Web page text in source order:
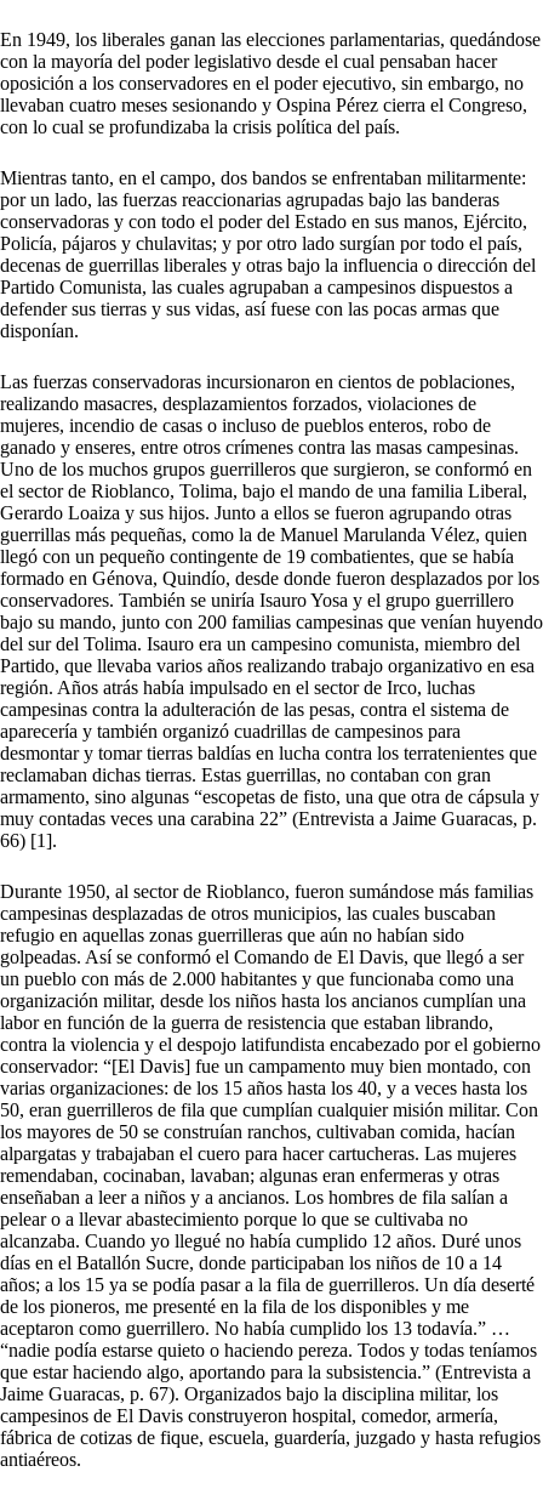
En 1949, los liberales ganan las elecciones parlamentarias, quedándose
con la mayoría del poder legislativo desde el cual pensaban hacer
oposición a los conservadores en el poder ejecutivo, sin embargo, no
llevaban cuatro meses sesionando y Ospina Pérez cierra el Congreso,
con lo cual se profundizaba la crisis política del país.
Mientras tanto, en el campo, dos bandos se enfrentaban militarmente:
por un lado, las fuerzas reaccionarias agrupadas bajo las banderas
conservadoras y con todo el poder del Estado en sus manos, Ejército,
Policía, pájaros y chulavitas; y por otro lado surgían por todo el país,
decenas de guerrillas liberales y otras bajo la influencia o dirección del
Partido Comunista, las cuales agrupaban a campesinos dispuestos a
defender sus tierras y sus vidas, así fuese con las pocas armas que
disponían.
Las fuerzas conservadoras incursionaron en cientos de poblaciones,
realizando masacres, desplazamientos forzados, violaciones de
mujeres, incendio de casas o incluso de pueblos enteros, robo de
ganado y enseres, entre otros crímenes contra las masas campesinas.
Uno de los muchos grupos guerrilleros que surgieron, se conformó en
el sector de Rioblanco, Tolima, bajo el mando de una familia Liberal,
Gerardo Loaiza y sus hijos. Junto a ellos se fueron agrupando otras
guerrillas más pequeñas, como la de Manuel Marulanda Vélez, quien
llegó con un pequeño contingente de 19 combatientes, que se había
formado en Génova, Quindío, desde donde fueron desplazados por los
conservadores. También se uniría Isauro Yosa y el grupo guerrillero
bajo su mando, junto con 200 familias campesinas que venían huyendo
del sur del Tolima. Isauro era un campesino comunista, miembro del
Partido, que llevaba varios años realizando trabajo organizativo en esa
región. Años atrás había impulsado en el sector de Irco, luchas
campesinas contra la adulteración de las pesas, contra el sistema de
aparecería y también organizó cuadrillas de campesinos para
desmontar y tomar tierras baldías en lucha contra los terratenientes que
reclamaban dichas tierras. Estas guerrillas, no contaban con gran
armamento, sino algunas “escopetas de fisto, una que otra de cápsula y
muy contadas veces una carabina 22” (Entrevista a Jaime Guaracas, p.
66) [1].
Durante 1950, al sector de Rioblanco, fueron sumándose más familias
campesinas desplazadas de otros municipios, las cuales buscaban
refugio en aquellas zonas guerrilleras que aún no habían sido
golpeadas. Así se conformó el Comando de El Davis, que llegó a ser
un pueblo con más de 2.000 habitantes y que funcionaba como una
organización militar, desde los niños hasta los ancianos cumplían una
labor en función de la guerra de resistencia que estaban librando,
contra la violencia y el despojo latifundista encabezado por el gobierno
conservador: “[El Davis] fue un campamento muy bien montado, con
varias organizaciones: de los 15 años hasta los 40, y a veces hasta los
50, eran guerrilleros de fila que cumplían cualquier misión militar. Con
los mayores de 50 se construían ranchos, cultivaban comida, hacían
alpargatas y trabajaban el cuero para hacer cartucheras. Las mujeres
remendaban, cocinaban, lavaban; algunas eran enfermeras y otras
enseñaban a leer a niños y a ancianos. Los hombres de fila salían a
pelear o a llevar abastecimiento porque lo que se cultivaba no
alcanzaba. Cuando yo llegué no había cumplido 12 años. Duré unos
días en el Batallón Sucre, donde participaban los niños de 10 a 14
años; a los 15 ya se podía pasar a la fila de guerrilleros. Un día deserté
de los pioneros, me presenté en la fila de los disponibles y me
aceptaron como guerrillero. No había cumplido los 13 todavía.” …
“nadie podía estarse quieto o haciendo pereza. Todos y todas teníamos
que estar haciendo algo, aportando para la subsistencia.” (Entrevista a
Jaime Guaracas, p. 67). Organizados bajo la disciplina militar, los
campesinos de El Davis construyeron hospital, comedor, armería,
fábrica de cotizas de fique, escuela, guardería, juzgado y hasta refugios
antiaéreos.